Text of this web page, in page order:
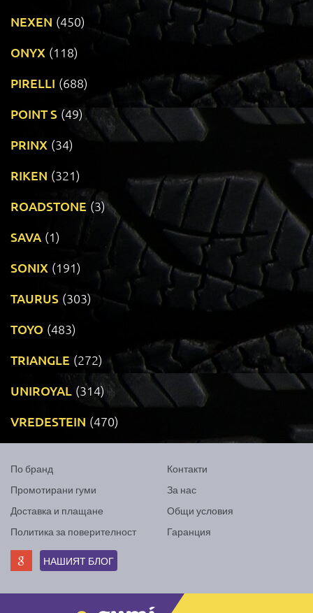
NEXEN (450)
ONYX (118)
PIRELLI (688)
POINT S (49)
PRINX (34)
RIKEN (321)
ROADSTONE (3)
SAVA (1)
SONIX (191)
TAURUS (303)
TOYO (483)
TRIANGLE (272)
UNIROYAL (314)
VREDESTEIN (470)
По бранд
Промотирани гуми
Доставка и плащане
Политика за поверителност
Контакти
За нас
Общи условия
Гаранция
НАШИЯТ БЛОГ